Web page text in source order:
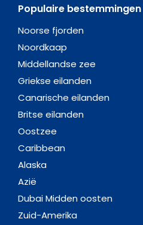
Populaire bestemmingen
Noorse fjorden
Noordkaap
Middellandse zee
Griekse eilanden
Canarische eilanden
Britse eilanden
Oostzee
Caribbean
Alaska
Azië
Dubai Midden oosten
Zuid-Amerika